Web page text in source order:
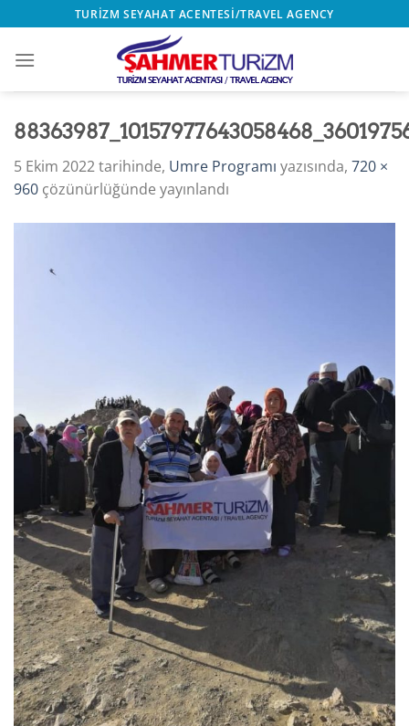
atla
TURIZM SEYAHAT ACENTESI/TRAVEL AGENCY
5 Ekim 2022tarihinde, Umre Programı yazısında, 720 ×
960 çözünürlüğünde yayınlandı